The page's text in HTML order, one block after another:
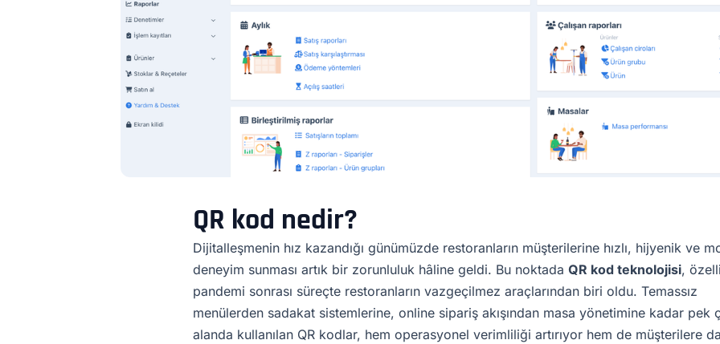
QR kod nedir?
Dijitalleşmenin hız kazandığı günümüzde restoranların müşterilerine hızlı, hijyenik ve
deneyim sunması artık bir zorunluluk hâline geldi. Bu noktada QR kod teknolojisi,
pandemi sonrası süreçte restoranların vazgeçilmez araçlarından biri oldu. Temassız
menülerden sadakat sistemlerine, online sipariş akışından masa yönetimine kadar pek
alanda kullanılan QR kodlar, hem operasyonel verimliliği artırıyor hem de müşterilere